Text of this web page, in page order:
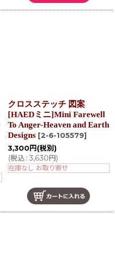
クロスステッチ 図案
[HAEDミニ]Mini Farewell
To Anger-Heaven and Earth
Designs [2-6-105579]
3,300 円 (税別)
(税込: 3,630円)
在庫なし お取り寄せ